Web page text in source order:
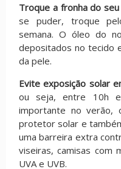
Troque a fronha do
se puder, troque
semana. O óleo do
depositados no tecido
da pele.
Evite exposição solar
ou seja, entre 10h
importante no verão,
protetor solar e
uma barreira extra
viseiras, camisas com
UVA e UVB.